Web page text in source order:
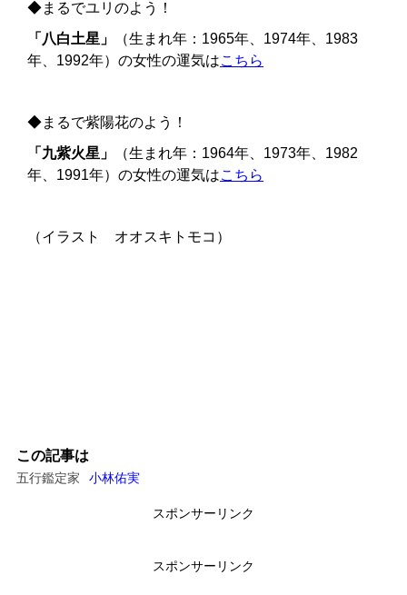
◆まるでユリのよう！
「八白土星」
（生まれ年：1965年、1974年、1983
年、1992年）の女性の運気はこちら
◆まるで紫陽花のよう！
「九紫火星」
（生まれ年：1964年、1973年、1982
年、1991年）の女性の運気はこちら
（イラスト オオスキトモコ）
この記事は
五行鑑定家 小林佑実
スポンサーリンク
スポンサーリンク